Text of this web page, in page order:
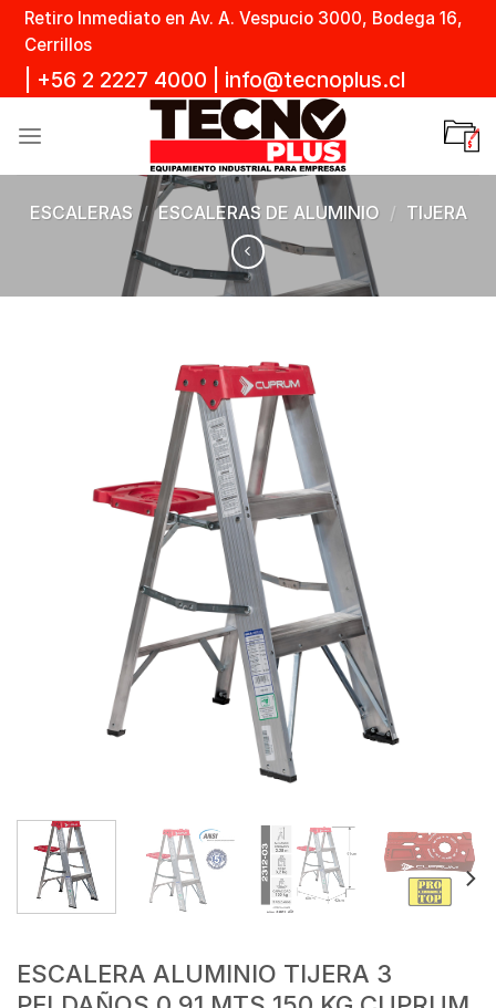
Skip
content
Retiro Inmediato en Av. A. Vespucio 3000, Bodega 16,
Cerrillos
+56 2 2227 4000 info@tecnoplus.cl
ESCALERAS / ESCALERAS DE ALUMINIO / TIJERA
ESCALERA ALUMINIO TIJERA 3